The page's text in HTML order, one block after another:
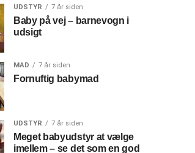
UDSTYR 7 år siden
Baby på vej – barnevogn i
udsigt
MAD 7 år siden
Fornuftig babymad
UDSTYR 7 år siden
Meget babyudstyr at vælge
imellem – se det som en god